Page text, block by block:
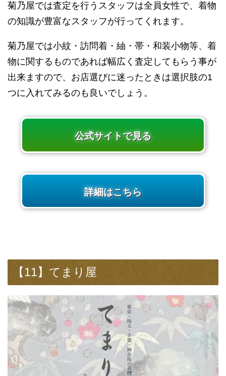
菊乃屋では査定を行うスタッフは全員女性で、着物
の知識が豊富なスタッフが行ってくれます。
菊乃屋では小紋・訪問着・紬・帯・和装小物等、着
物に関するものであれば幅広く査定してもらう事が
出来ますので、お店選びに迷ったときは選択肢の1
つに入れてみるのも良いでしょう。
公式サイトで見る
詳細はこちら
【11】てまり屋